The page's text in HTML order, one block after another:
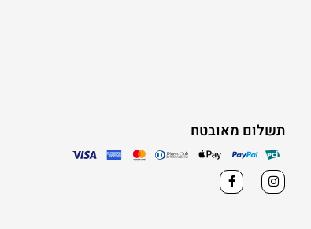
תשלום מאובטח